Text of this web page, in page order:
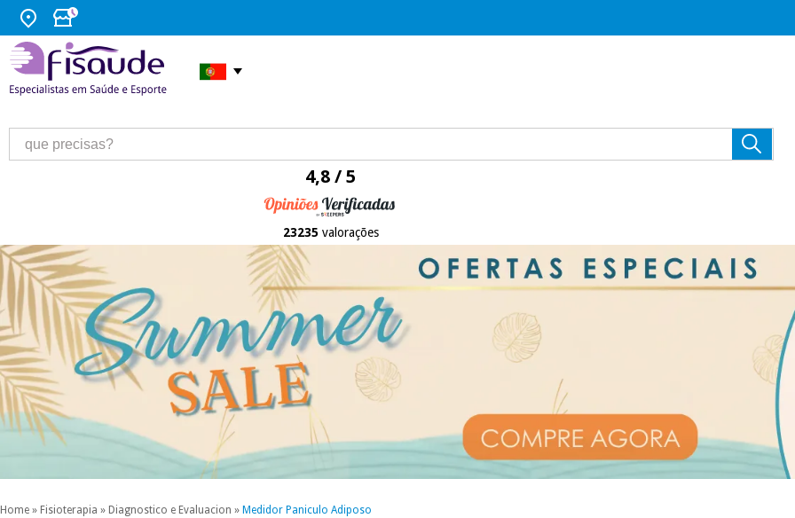
4,8 / 5
23235 valorações
Home » Fisioterapia » Diagnostico e Evaluacion » Medidor Paniculo Adiposo